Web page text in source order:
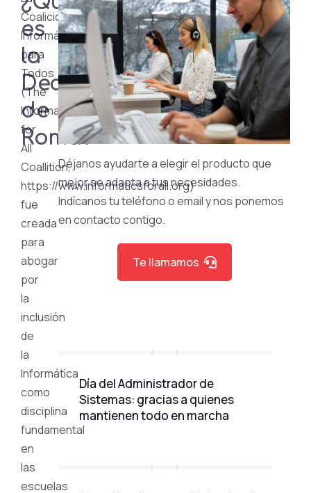
es
la
Declaración
de
Roma?
Coalición
Informática
para
Todos
(The
Informatics
for
All
Coallition,
https://www.informaticsforall.org)
fue
creada
para
abogar
por
la
inclusión
de
la
Informática
como
disciplina
fundamental
en
las
escuelas
Déjanos ayudarte a elegir el producto que
mejor se adapta a tus necesidades.
Indícanos tu teléfono o email y nos ponemos
en contacto contigo.
Te llamamos
Día del Administrador de
Sistemas: gracias a quienes
mantienen todo en marcha